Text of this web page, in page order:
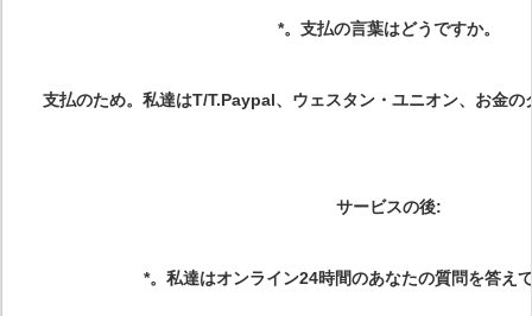
*。支払の言葉はどうですか。
支払のため。私達はT/T.Paypal、ウェスタン・ユニオン、お金
サービスの後:
*。私達はオンライン24時間のあなたの質問を答え